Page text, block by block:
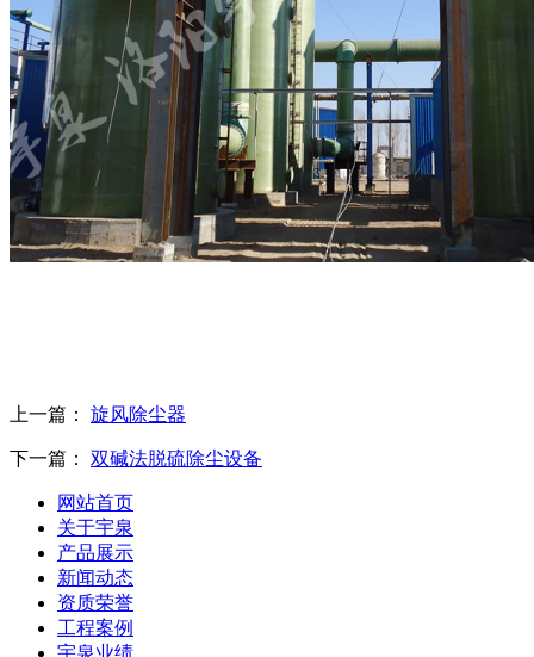
上一篇： 旋风除尘器
下一篇： 双碱法脱硫除尘设备
网站首页
关于宇泉
产品展示
新闻动态
资质荣誉
工程案例
宇泉业绩